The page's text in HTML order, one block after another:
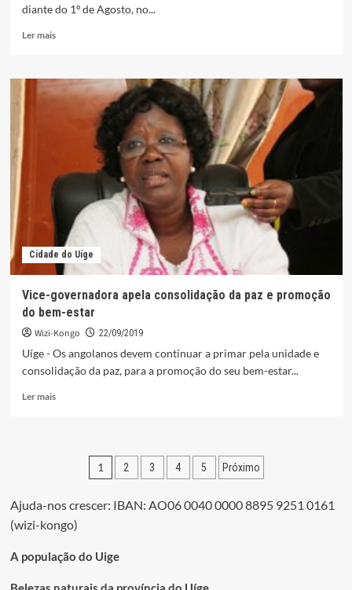
diante do 1º de Agosto, no...
Ler maisLeia
Santa
Rita
preocupante
Cidade do Uíge
Vice-governadora apela consolidação da paz e promoção
do bem-estar
Wizi-Kongo 22/09/2019
Uíge - Os angolanos devem continuar a primar pela unidade e
consolidação da paz, para a promoção do seu bem-estar...
Ler maisLeia
governadora
paz
e
do
Paginação
dos
1 2 3 4 5 Próximo
Ajuda-nos crescer: IBAN: AO06 0040 0000 8895 9251 0161
(wizi-kongo)
A população do Uige